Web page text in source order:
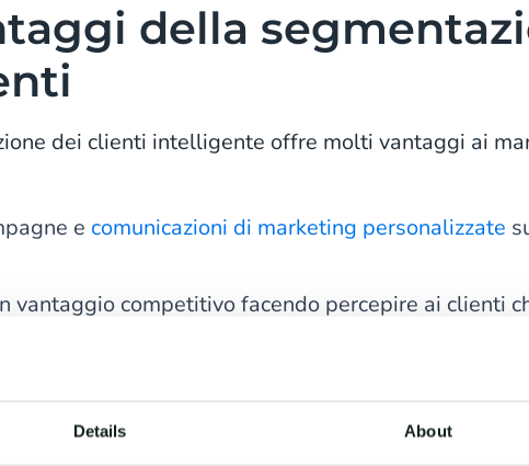
Details About
della
dei clienti intelligente offre molti vantaggi ai
e comunicazioni di marketing personalizzate
vantaggio competitivo facendo percepire ai clienti
un prodotto o servizio per molti tipi di clienti;
un unico approccio che vada bene per tutti,